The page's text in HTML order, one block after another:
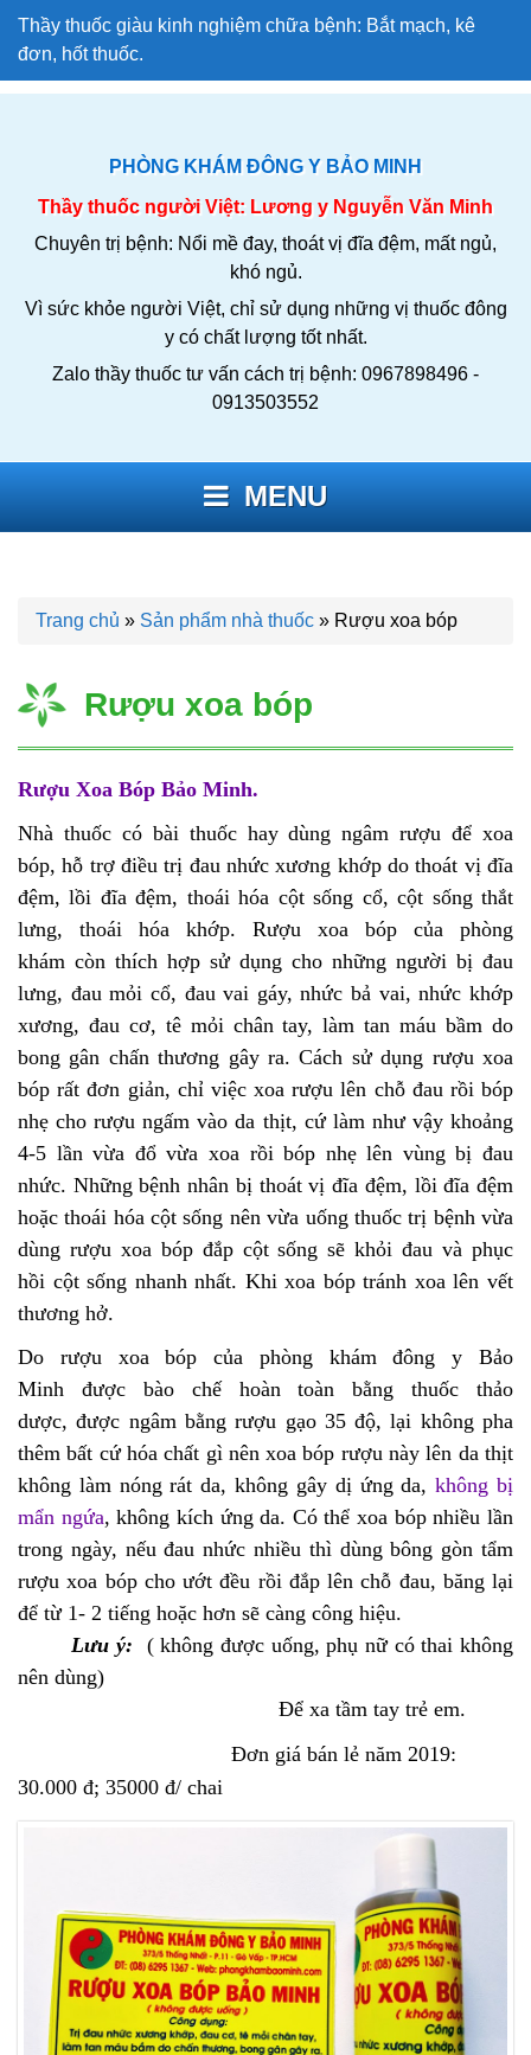
Thầy thuốc giàu kinh nghiệm chữa bệnh: Bắt mạch, kê
đơn, hốt thuốc.
PHÒNG KHÁM ĐÔNG Y BẢO MINH
Thầy thuốc người Việt: Lương y Nguyễn Văn Minh
Chuyên trị bệnh: Nổi mề đay, thoát vị đĩa đệm, mất ngủ,
khó ngủ.
Vì sức khỏe người Việt, chỉ sử dụng những vị thuốc đông
y có chất lượng tốt nhất.
Zalo thầy thuốc tư vấn cách trị bệnh: 0967898496 -
0913503552
MENU
Trang chủ » Sản phẩm nhà thuốc » Rượu xoa bóp
Rượu xoa bóp
Rượu Xoa Bóp Bảo Minh.
Nhà thuốc có bài thuốc hay dùng ngâm rượu để xoa
bóp, hỗ trợ điều trị đau nhức xương khớp do thoát vị đĩa
đệm, lồi đĩa đệm, thoái hóa cột sống cổ, cột sống thắt
lưng, thoái hóa khớp. Rượu xoa bóp của phòng
khám còn thích hợp sử dụng cho những người bị đau
lưng, đau mỏi cổ, đau vai gáy, nhức bả vai, nhức khớp
xương, đau cơ, tê mỏi chân tay, làm tan máu bầm do
bong gân chấn thương gây ra. Cách sử dụng rượu xoa
bóp rất đơn giản, chỉ việc xoa rượu lên chỗ đau rồi bóp
nhẹ cho rượu ngấm vào da thịt, cứ làm như vậy khoảng
4-5 lần vừa đổ vừa xoa rồi bóp nhẹ lên vùng bị đau
nhức. Những bệnh nhân bị thoát vị đĩa đệm, lồi đĩa đệm
hoặc thoái hóa cột sống nên vừa uống thuốc trị bệnh vừa
dùng rượu xoa bóp đắp cột sống sẽ khỏi đau và phục
hồi cột sống nhanh nhất. Khi xoa bóp tránh xoa lên vết
thương hở.
Do rượu xoa bópcủa phòng khám đông y Bảo
Minh được bào chế hoàn toàn bằng thuốc thảo
dược, được ngâm bằng rượu gạo 35 độ, lại không pha
thêm bất cứ hóa chất gì nên xoa bóp rượu này lên da thịt
không làm nóng rát da, không gây dị ứng da,không bị
mẩn ngứa, không kích ứng da. Có thể xoa bóp nhiều lần
trong ngày, nếu đau nhức nhiều thì dùng bông gòn tẩm
rượu xoa bóp cho ướt đều rồi đắp lên chỗ đau, băng lại
để từ 1- 2 tiếng hoặc hơn sẽ càng công hiệu.
Lưu ý:
( không được uống, phụ nữ có thai không
nên dùng)
Để xa tầm tay trẻ em.
Đơn giá bán lẻ năm 2019:
30.000 đ; 35000 đ/ chai